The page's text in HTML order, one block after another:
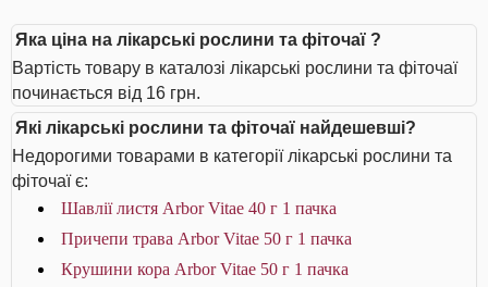
Яка ціна на лікарські рослини та фіточаї ?
Вартість товару в каталозі лікарські рослини та фіточаї
починається від 16 грн.
Які лікарські рослини та фіточаї найдешевші?
Недорогими товарами в категорії лікарські рослини та
фіточаї є:
Шавлії листя Arbor Vitae 40 г 1 пачка
Причепи трава Arbor Vitae 50 г 1 пачка
Крушини кора Arbor Vitae 50 г 1 пачка